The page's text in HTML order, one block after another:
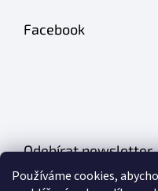
Používáme cookies,
Facebook
Odebírat newsletter
Vložte svůj e-mail a my vám